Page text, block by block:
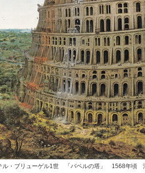
ル・ブリューゲル1世 「バベルの塔」 1568年頃